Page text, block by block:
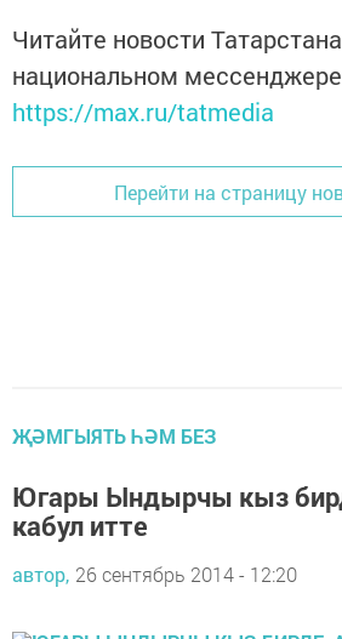
Читайте новости
национальном
https://max.ru/tatmedia
Перейти на страницу
ҖӘМГЫЯТЬ ҺӘМ БЕЗ
Югары Ындырчы кыз
кабул итте
автор, 26 сентябрь 2014 - 12:20